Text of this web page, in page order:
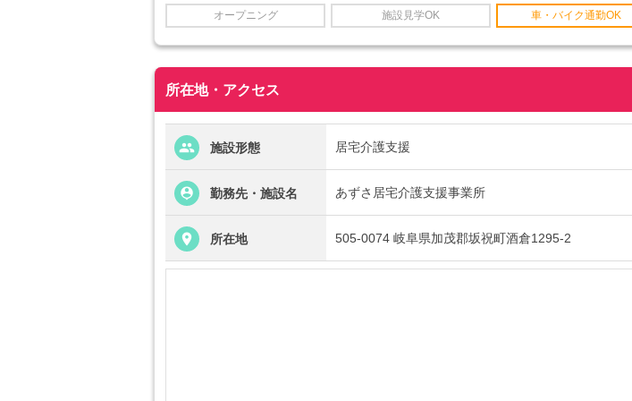
オープニング 施設見学OK 車・バイク通勤OK
所在地・アクセス
施設形態 居宅介護支援
勤務先・施設名 あずさ居宅介護支援事業所
所在地 505-0074 岐阜県加茂郡坂祝町酒倉1295-2